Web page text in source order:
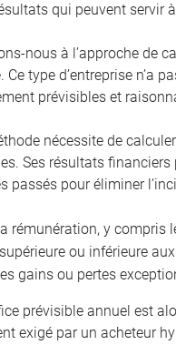
qui peuvent servir
nous à l’approche de
Ce type d’entreprise n’a
prévisibles et
nécessite de
Ses résultats
passés pour éliminer
rémunération, y compris
ou inférieure
gains ou pertes
prévisible annuel est
exigé par un acheteur